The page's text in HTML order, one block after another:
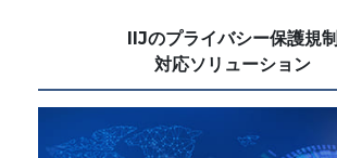
IIJのプライバシー保護規制
対応ソリューション